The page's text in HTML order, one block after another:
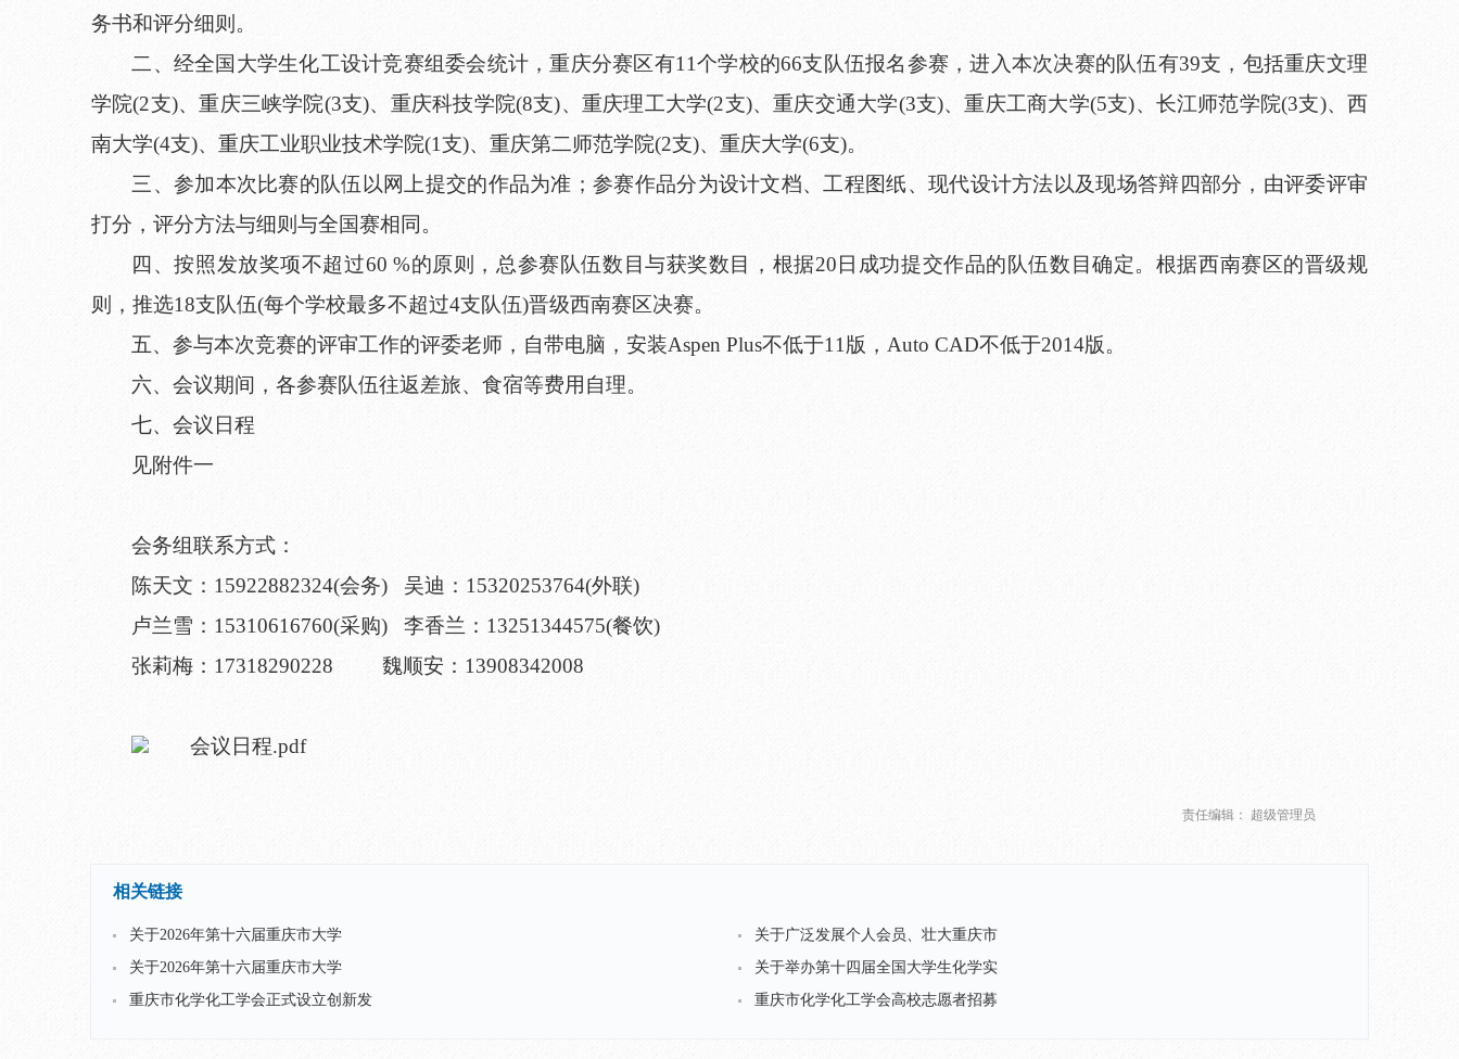
务书和评分细则。
二、经全国大学生化工设计竞赛组委会统计，重庆分赛区有11个学校的66支队伍报名参赛，进入本次决赛的队伍有39支，包括重庆文理
学院(2支)、重庆三峡学院(3支)、重庆科技学院(8支)、重庆理工大学(2支)、重庆交通大学(3支)、重庆工商大学(5支)、长江师范学院(3支)、西
南大学(4支)、重庆工业职业技术学院(1支)、重庆第二师范学院(2支)、重庆大学(6支)。
三、参加本次比赛的队伍以网上提交的作品为准；参赛作品分为设计文档、工程图纸、现代设计方法以及现场答辩四部分，由评委评审
打分，评分方法与细则与全国赛相同。
四、按照发放奖项不超过60 %的原则，总参赛队伍数目与获奖数目，根据20日成功提交作品的队伍数目确定。根据西南赛区的晋级规
则，推选18支队伍(每个学校最多不超过4支队伍)晋级西南赛区决赛。
五、参与本次竞赛的评审工作的评委老师，自带电脑，安装Aspen Plus不低于11版，Auto CAD不低于2014版。
六、会议期间，各参赛队伍往返差旅、食宿等费用自理。
七、会议日程
见附件一
会务组联系方式：
陈天文：15922882324(会务) 吴迪：15320253764(外联)
卢兰雪：15310616760(采购) 李香兰：13251344575(餐饮)
张莉梅：17318290228 魏顺安：13908342008
会议日程.pdf
责任编辑： 超级管理员
相关链接
关于2026年第十六届重庆市大学
关于广泛发展个人会员、壮大重庆市
关于2026年第十六届重庆市大学
关于举办第十四届全国大学生化学实
重庆市化学化工学会正式设立创新发
重庆市化学化工学会高校志愿者招募